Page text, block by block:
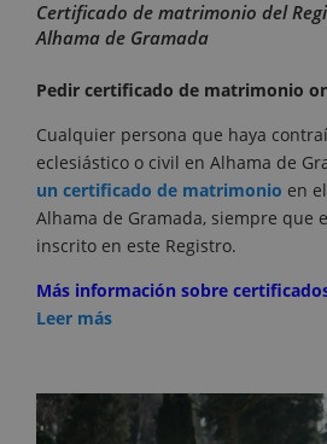
Certificado de matrimonio del
Alhama de Gramada
Pedir certificado de matrimonio
Cualquier persona que haya
eclesiástico o civil en Alhama de
un certificado de matrimonio en
Alhama de Gramada, siempre que
inscrito en este Registro.
Más información sobre
Leer más